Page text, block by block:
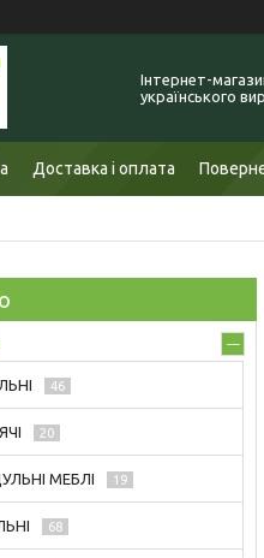
Інтернет-
українського
Доставка і оплата
46
20
МЕБЛІ 19
68